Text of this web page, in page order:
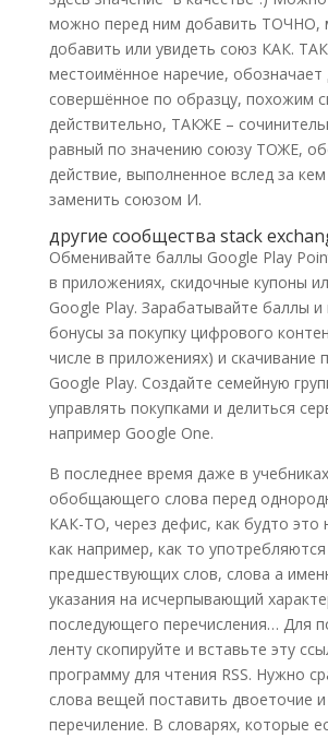
можно перед ним добавить ТОЧНО,
добавить или увидеть союз КАК.
местоимённое наречие, обозначает
совершённое по образцу, похожим
действительно, ТАКЖЕ –
равный по значению союзу ТОЖЕ,
действие, выполненное вслед за
заменить союзом И.
другие сообщества stack
Обменивайте баллы Google Play
в приложениях, скидочные купоны
Google Play. Зарабатывайте баллы и
бонусы за покупку цифрового
числе в приложениях) и скачивание
Google Play. Создайте семейную
управлять покупками и делиться
например Google One.
В последнее время даже в
обобщающего слова перед
КАК-ТО, через дефис, как будто это
как например, как то
предшествующих слов, слова а
указания на исчерпывающий
последующего перечисления… Для
ленту скопируйте и вставьте эту
программу для чтения RSS. Нужно
слова вещей поставить двоеточие
перечиление. В словарях, которые